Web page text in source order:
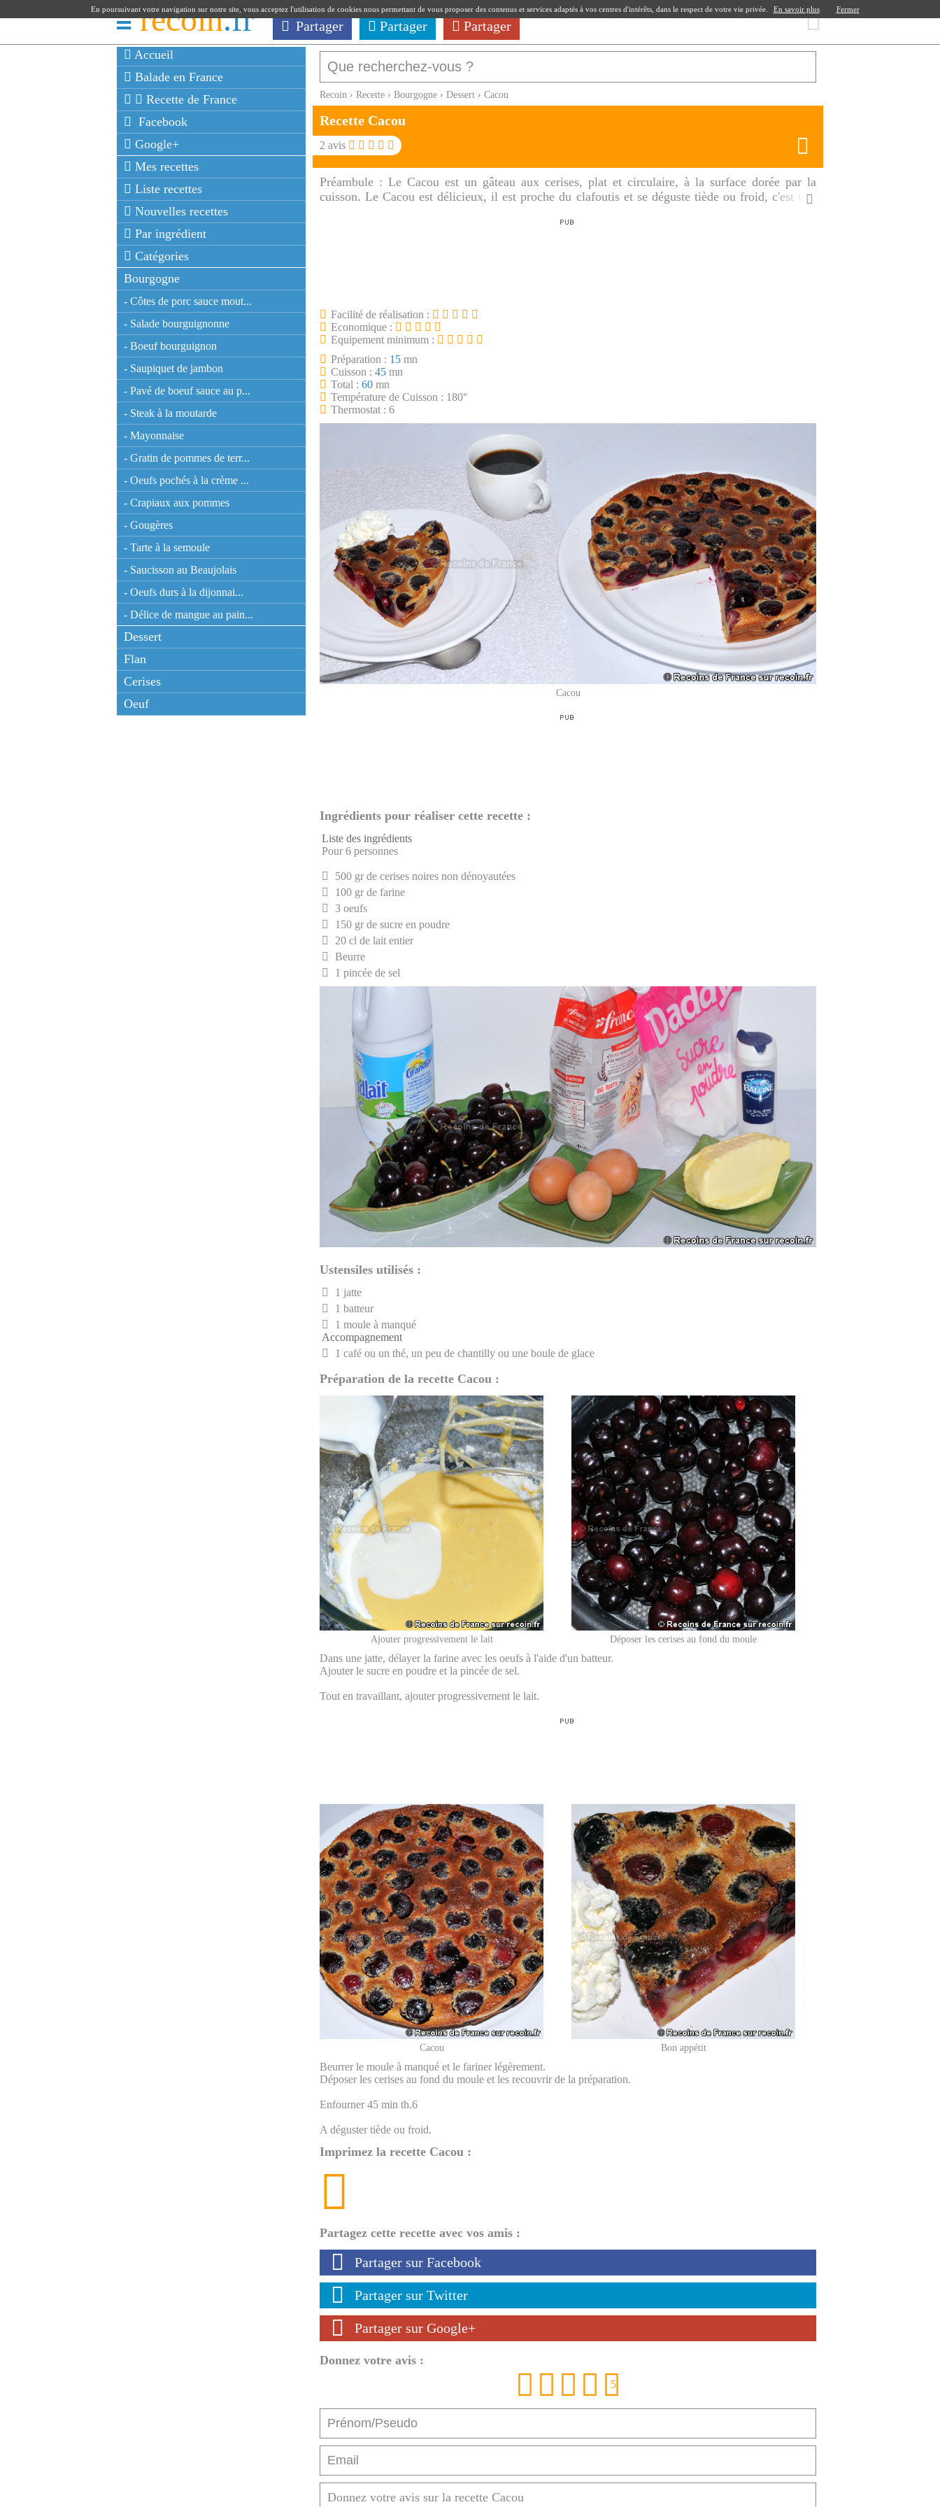
recoin.fr Partager Partager Partager
Accueil
Balade en France
Recette de France
Facebook
Google+
Mes recettes
Liste recettes
Nouvelles recettes
Par ingrédient
Catégories
Bourgogne
- Côtes de porc sauce mout...
- Salade bourguignonne
- Boeuf bourguignon
- Saupiquet de jambon
- Pavé de boeuf sauce au p...
- Steak à la moutarde
- Mayonnaise
- Gratin de pommes de terr...
- Oeufs pochés à la crème ...
- Crapiaux aux pommes
- Gougères
- Tarte à la semoule
- Saucisson au Beaujolais
- Oeufs durs à la dijonnai...
- Délice de mangue au pain...
Dessert
Flan
Cerises
Oeuf
Recoin › Recette › Bourgogne › Dessert › Cacou
Recette Cacou
2 avis
Préambule : Le Cacou est un gâteau aux cerises, plat et circulaire, à la surface dorée par la
cuisson. Le Cacou est délicieux, il est proche du clafoutis et se déguste tiède ou froid, c'est une
Facilité de réalisation :
Economique :
Equipement minimum :
Préparation : 15 mn
Cuisson : 45 mn
Total : 60 mn
Température de Cuisson : 180°
Thermostat : 6
Cacou
Ingrédients pour réaliser cette recette :
Liste des ingrédients
Pour 6 personnes
500 gr de cerises noires non dénoyautées
100 gr de farine
3 oeufs
150 gr de sucre en poudre
20 cl de lait entier
Beurre
1 pincée de sel
Ustensiles utilisés :
1 jatte
1 batteur
1 moule à manqué
Accompagnement
1 café ou un thé, un peu de chantilly ou une boule de glace
Préparation de la recette Cacou :
Ajouter progressivement le lait Déposer les cerises au fond du moule
Dans une jatte, délayer la farine avec les oeufs à l'aide d'un batteur.
Ajouter le sucre en poudre et la pincée de sel.
Tout en travaillant, ajouter progressivement le lait.
Cacou Bon appétit
Beurrer le moule à manqué et le fariner légèrement.
Déposer les cerises au fond du moule et les recouvrir de la préparation.
Enfourner 45 min th.6
A déguster tiède ou froid.
Imprimez la recette Cacou :
Partagez cette recette avec vos amis :
Partager sur Facebook
Partager sur Twitter
Partager sur Google+
Donnez votre avis :
5
En poursuivant votre navigation sur notre site, vous acceptez l'utilisation de cookies nous permettant de vous proposer des contenus et services adaptés à vos centres d'intérêts, dans le respect de votre vie privée. En savoir plus Fermer